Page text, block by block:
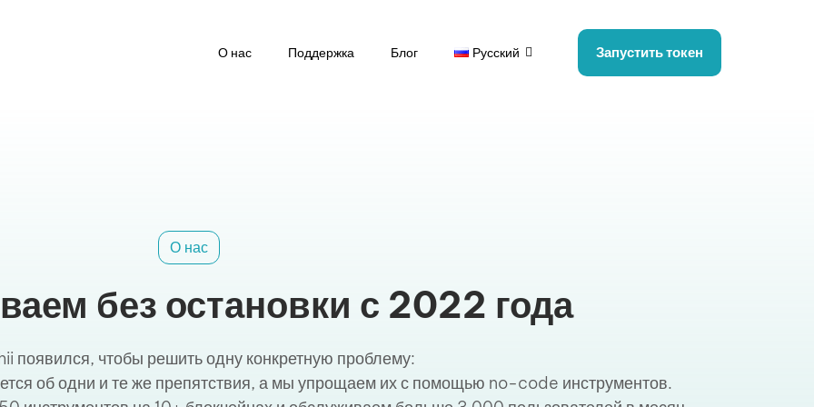
О нас Поддержка Блог Русский Запустить токен
О нас
без остановки с 2022 года
появился, чтобы решить одну конкретную проблему:
об одни и те же препятствия, а мы упрощаем их с помощью no-code инструментов.